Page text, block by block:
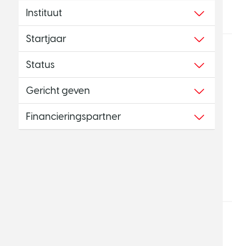
Instituut
Startjaar
Status
Gericht geven
Financieringspartner